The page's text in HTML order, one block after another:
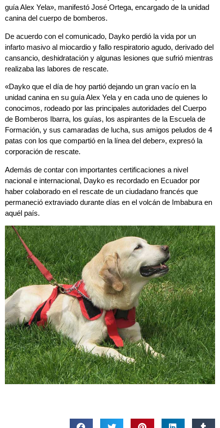
guía Alex Yela», manifestó José Ortega, encargado de la unidad
canina del cuerpo de bomberos.
De acuerdo con el comunicado, Dayko perdió la vida por un
infarto masivo al miocardio y fallo respiratorio agudo, derivado del
cansancio, deshidratación y algunas lesiones que sufrió mientras
realizaba las labores de rescate.
«Dayko que el día de hoy partió dejando un gran vacío en la
unidad canina en su guía Alex Yela y en cada uno de quienes lo
conocimos, rodeado por las principales autoridades del Cuerpo
de Bomberos Ibarra, los guías, los aspirantes de la Escuela de
Formación, y sus camaradas de lucha, sus amigos peludos de 4
patas con los que compartió en la línea del deber», expresó la
corporación de rescate.
Además de contar con importantes certificaciones a nivel
nacional e internacional, Dayko es recordado en Ecuador por
haber colaborado en el rescate de un ciudadano francés que
permaneció extraviado durante días en el volcán de Imbabura en
aquél país.